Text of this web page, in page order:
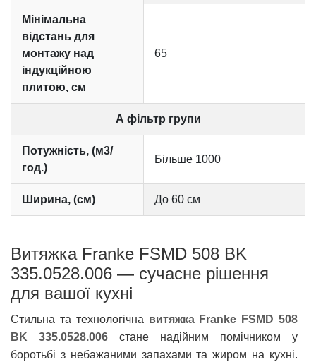
Мінімальна
відстань для
монтажу над
індукційною
плитою, см
65
А фільтр групи
Потужність, (м3/
год.)
Більше 1000
Ширина, (см) До 60 см
Витяжка Franke FSMD 508 BK
335.0528.006 — сучасне рішення
для вашої кухні
Стильна та технологічна витяжка Franke FSMD 508
BK 335.0528.006 стане надійним помічником у
боротьбі з небажаними запахами та жиром на кухні.